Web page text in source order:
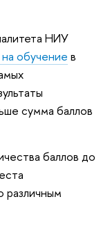
НИУ
обучение в
сумма баллов
баллов до
различным